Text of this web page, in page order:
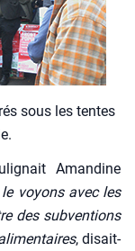
sous les tentes
Aman­dine
voyons avec les
des sub­ven­tions
, disait-